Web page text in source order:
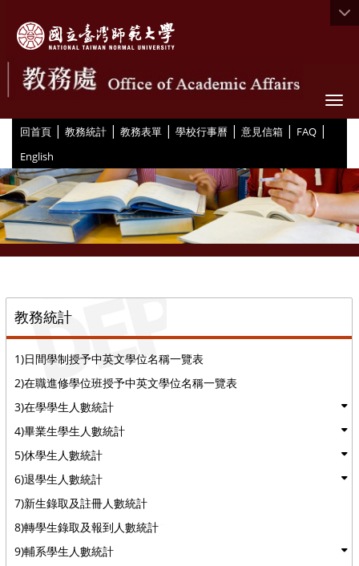
回首頁 | 教務統計 | 教務表單 | 學校行事曆 | 意見信箱 | FAQ |
English
教務統計
1)日間學制授予中英文學位名稱一覽表
2)在職進修學位班授予中英文學位名稱一覽表
3)在學學生人數統計
4)畢業生學生人數統計
5)休學生人數統計
6)退學生人數統計
7)新生錄取及註冊人數統計
8)轉學生錄取及報到人數統計
9)輔系學生人數統計